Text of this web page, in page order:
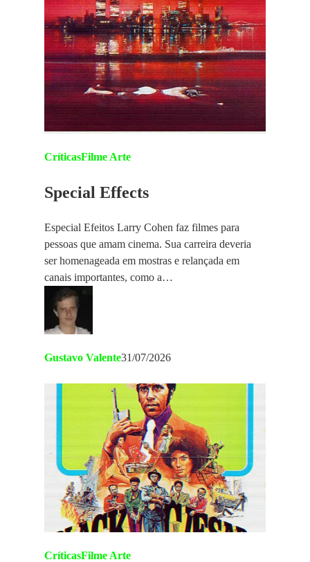
CríticasFilme Arte
Special Effects
Especial Efeitos Larry Cohen faz filmes para
pessoas que amam cinema. Sua carreira deveria
ser homenageada em mostras e relançada em
canais importantes, como a…
Gustavo Valente31/07/2026
CríticasFilme Arte